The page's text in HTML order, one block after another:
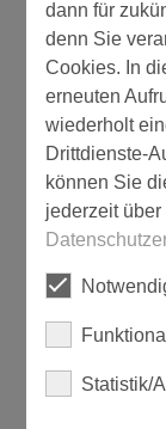
dann für
denn Sie
Cookies. In
erneuten
wiederholt
Drittdienste-
können Sie
jederzeit
Statistik/